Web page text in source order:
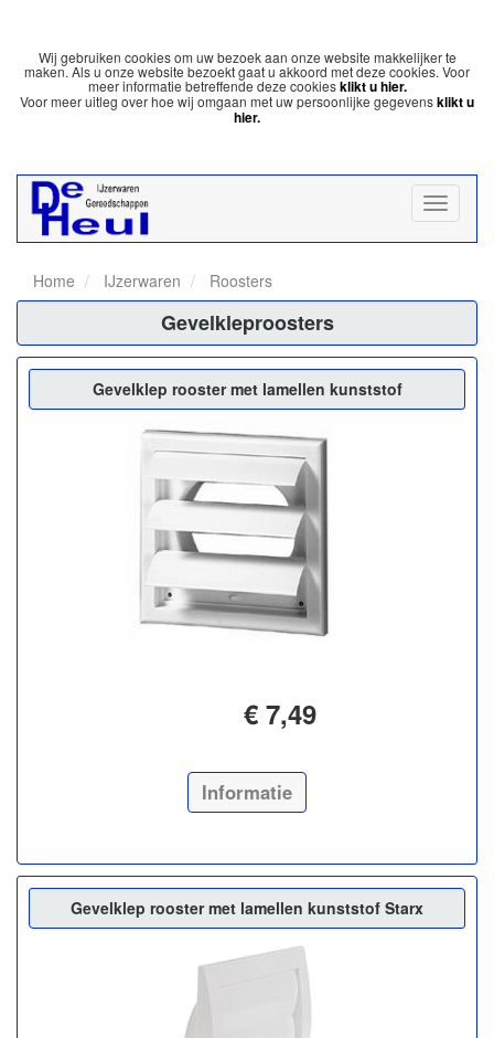
Wij gebruiken cookies om uw bezoek aan onze website makkelijker te
maken. Als u onze website bezoekt gaat u akkoord met deze cookies. Voor
meer informatie betreffende deze cookiesklikt u hier.
Voor meer uitleg over hoe wij omgaan met uw persoonlijke gegevensklikt u
hier.
Home IJzerwaren Roosters
Gevelkleproosters
Gevelklep rooster met lamellen kunststof
€ 7,49
Informatie
Gevelklep rooster met lamellen kunststof Starx